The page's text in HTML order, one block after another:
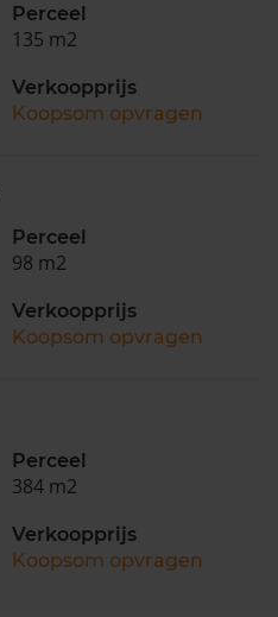
Perceel
135 m2
Verkoopprijs
Koopsom opvragen
Perceel
98 m2
Verkoopprijs
Koopsom opvragen
Perceel
384 m2
Verkoopprijs
Koopsom opvragen